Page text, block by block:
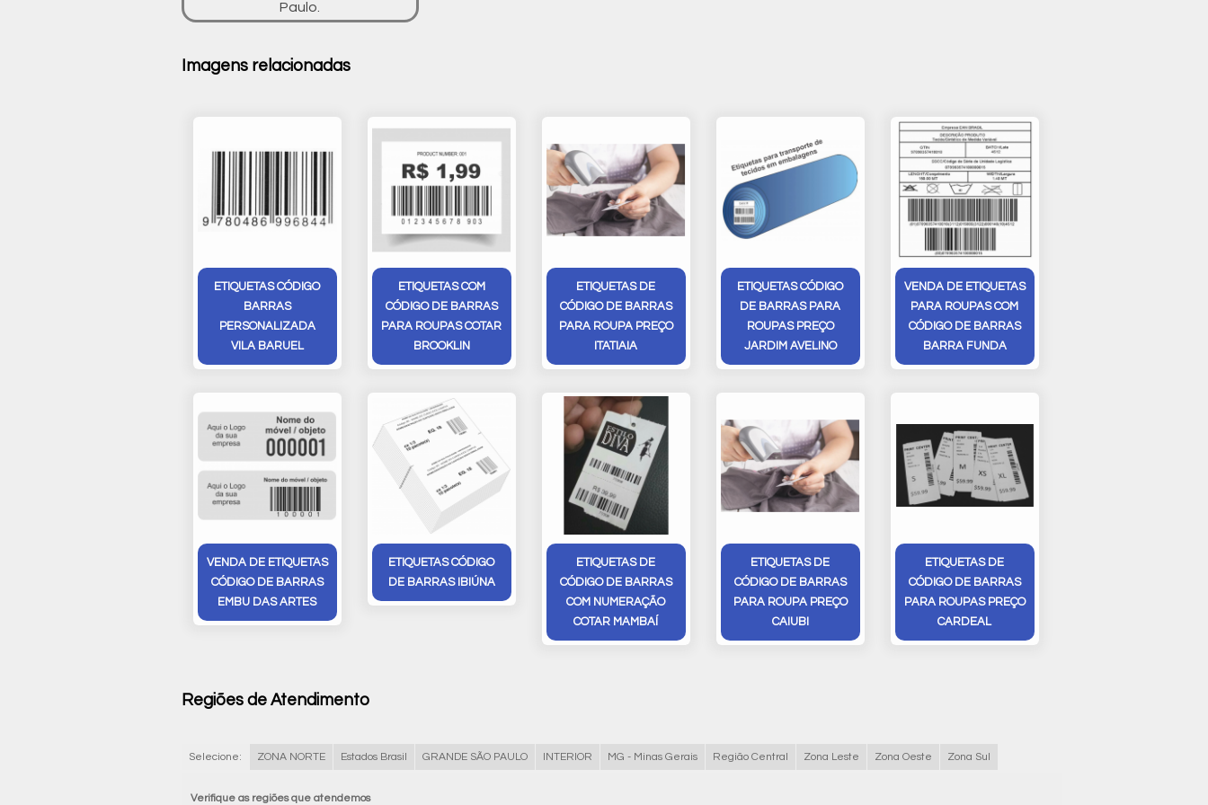
Paulo.
Imagens relacionadas
ETIQUETAS CÓDIGO
BARRAS
PERSONALIZADA
VILA BARUEL
ETIQUETAS COM
CÓDIGO DE BARRAS
PARA ROUPAS COTAR
BROOKLIN
ETIQUETAS DE
CÓDIGO DE BARRAS
PARA ROUPA PREÇO
ITATIAIA
ETIQUETAS CÓDIGO
DE BARRAS PARA
ROUPAS PREÇO
JARDIM AVELINO
VENDA DE ETIQUETAS
PARA ROUPAS COM
CÓDIGO DE BARRAS
BARRA FUNDA
VENDA DE ETIQUETAS
CÓDIGO DE BARRAS
EMBU DAS ARTES
ETIQUETAS CÓDIGO
DE BARRAS IBIÚNA
ETIQUETAS DE
CÓDIGO DE BARRAS
COM NUMERAÇÃO
COTAR MAMBAÍ
ETIQUETAS DE
CÓDIGO DE BARRAS
PARA ROUPA PREÇO
CAIUBI
ETIQUETAS DE
CÓDIGO DE BARRAS
PARA ROUPAS PREÇO
CARDEAL
Regiões de Atendimento
Selecione: ZONA NORTE Estados Brasil GRANDE SÃO PAULO INTERIOR MG - Minas Gerais Região Central Zona Leste Zona Oeste Zona Sul
Verifique as regiões que atendemos